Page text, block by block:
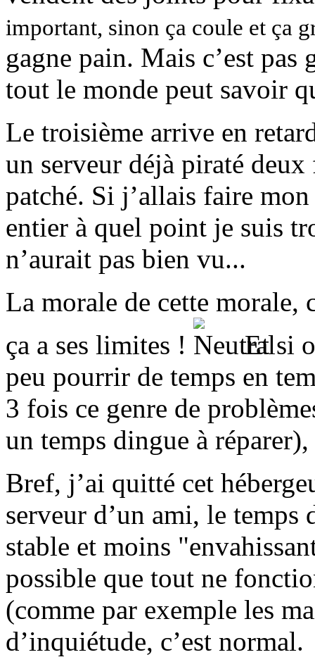
important, sinon ça coule et ça
gagne pain. Mais c’est pas
tout le monde peut savoir
Le troisième arrive en
un serveur déjà piraté
patché. Si j’allais faire
entier à quel point je suis
n’aurait pas bien vu...
La morale de cette morale,
ça a ses limites !
Et si
peu pourrir de temps en
3 fois ce genre de
un temps dingue à
Bref, j’ai quitté cet
serveur d’un ami, le
stable et moins
possible que tout ne
(comme par exemple les
d’inquiétude, c’est normal.